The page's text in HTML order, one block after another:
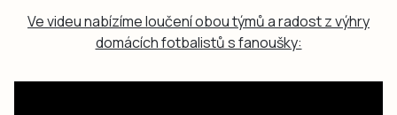
Ve videu nabízíme loučení obou týmů a radost z výhry
domácích fotbalistů s fanoušky: